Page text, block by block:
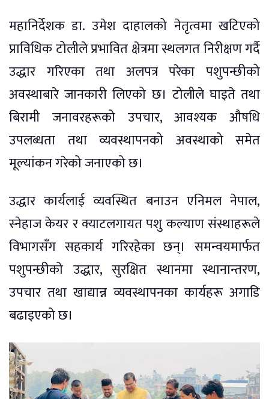
महानिर्देशक डा. उमेश दाहालको नेतृत्वमा खटिएको
प्राविधिक टोलीले प्रभावित क्षेत्रमा स्थलगत निरीक्षण गर्दै
उद्धार गरिएका तथा अलपत्र परेका पशुपन्छीको
अवस्थाबारे जानकारी लिएको छ। टोलीले घाइते तथा
बिरामी जनावरहरूको उपचार, आवश्यक औषधि
उपलब्धता तथा व्यवस्थापनको अवस्थाको समेत
मूल्यांकन गरेको जनाएको छ।
उद्धार कार्यलाई व्यवस्थित बनाउन एनिमल नेपाल,
स्नेहाज केयर र क्याटलगायत पशु कल्याण संस्थाहरूले
विभागसँग सहकार्य गरिरहेका छन्। समन्वयमार्फत
पशुपन्छीको उद्धार, सुरक्षित स्थानमा स्थानान्तरण,
उपचार तथा खाद्यान्न व्यवस्थापनका कार्यहरू अगाडि
बढाइएको छ।